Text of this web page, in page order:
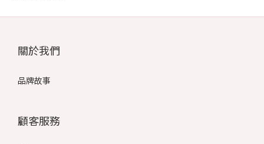
關於我們
品牌故事
顧客服務